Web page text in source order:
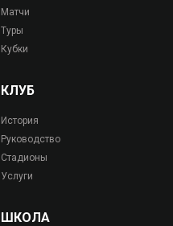
Матчи
Туры
Кубки
КЛУБ
История
Руководство
Стадионы
Услуги
ШКОЛА